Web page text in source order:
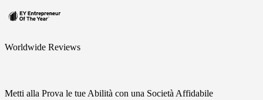
Worldwide Reviews
Metti alla Prova le tue Abilità con una Società Affidabile